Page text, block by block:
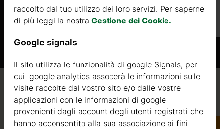
Qualità / garanzia / consulenza
raccolto dal tuo utilizzo dei loro servizi. Per saperne
di più leggi la nostra Gestione dei Cookie.
Google signals
Il sito utilizza le funzionalità di google Signals, per
cui google analytics assocerà le informazioni sulle
visite raccolte dal vostro sito e/o dalle vostre
applicazioni con le informazioni di google
provenienti dagli account degli utenti registrati che
hanno acconsentito alla sua associazione ai fini